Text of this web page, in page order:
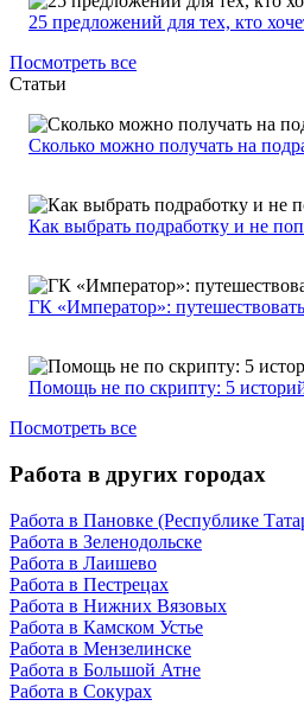
25 предложений для тех, кто
Посмотреть все
Статьи
Сколько можно получать на
Как выбрать подработку и не
ГК «Император»:
Помощь не по скрипту: 5
Посмотреть все
Работа в других городах
Работа в Пановке (Республике
Работа в Зеленодольске
Работа в Лаишево
Работа в Пестрецах
Работа в Нижних Вязовых
Работа в Камском Устье
Работа в Мензелинске
Работа в Большой Атне
Работа в Сокурах